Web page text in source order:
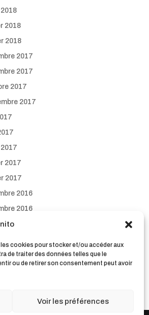
cookies pour stocker et/ou accéder aux
de traiter des données telles que le
ou de retirer son consentement peut avoir
Voir les préférences
2018
2018
2017
2017
2017
2017
2017
2017
2016
2016
2016